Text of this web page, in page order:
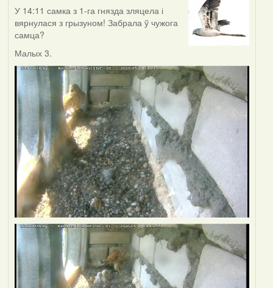
У 14:11 самка з 1-га гнязда зляцела і
вярнулася з грызуном! Забрала ў чужога
самца?
Малых 3.